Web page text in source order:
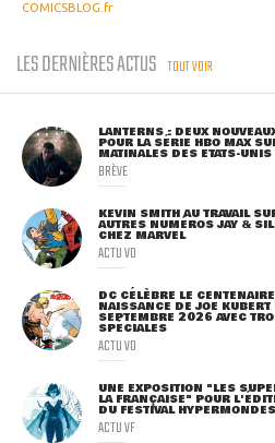
COMICSBLOG.fr
LES DERNIÈRES ACTUS TOUT VOIR
LANTERNS : DEUX
POUR LA SÉRIE HBO MAX
MATINALES DES ETATS-UNIS
BRÈVE
KEVIN SMITH AU TRAVAIL
AUTRES NUMÉROS JAY &
CHEZ MARVEL
ACTU VO
DC CÉLÈBRE LE
NAISSANCE DE JOE KUBERT
SEPTEMBRE 2026 AVEC
SPÉCIALES
ACTU VO
UNE EXPOSITION "LES
LA FRANÇAISE" POUR
DU FESTIVAL HYPERMONDES
ACTU VF